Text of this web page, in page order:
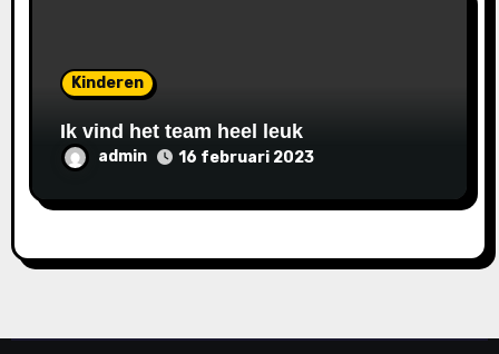
Kinderen
Ik vind het team heel leuk
admin 16 februari 2023